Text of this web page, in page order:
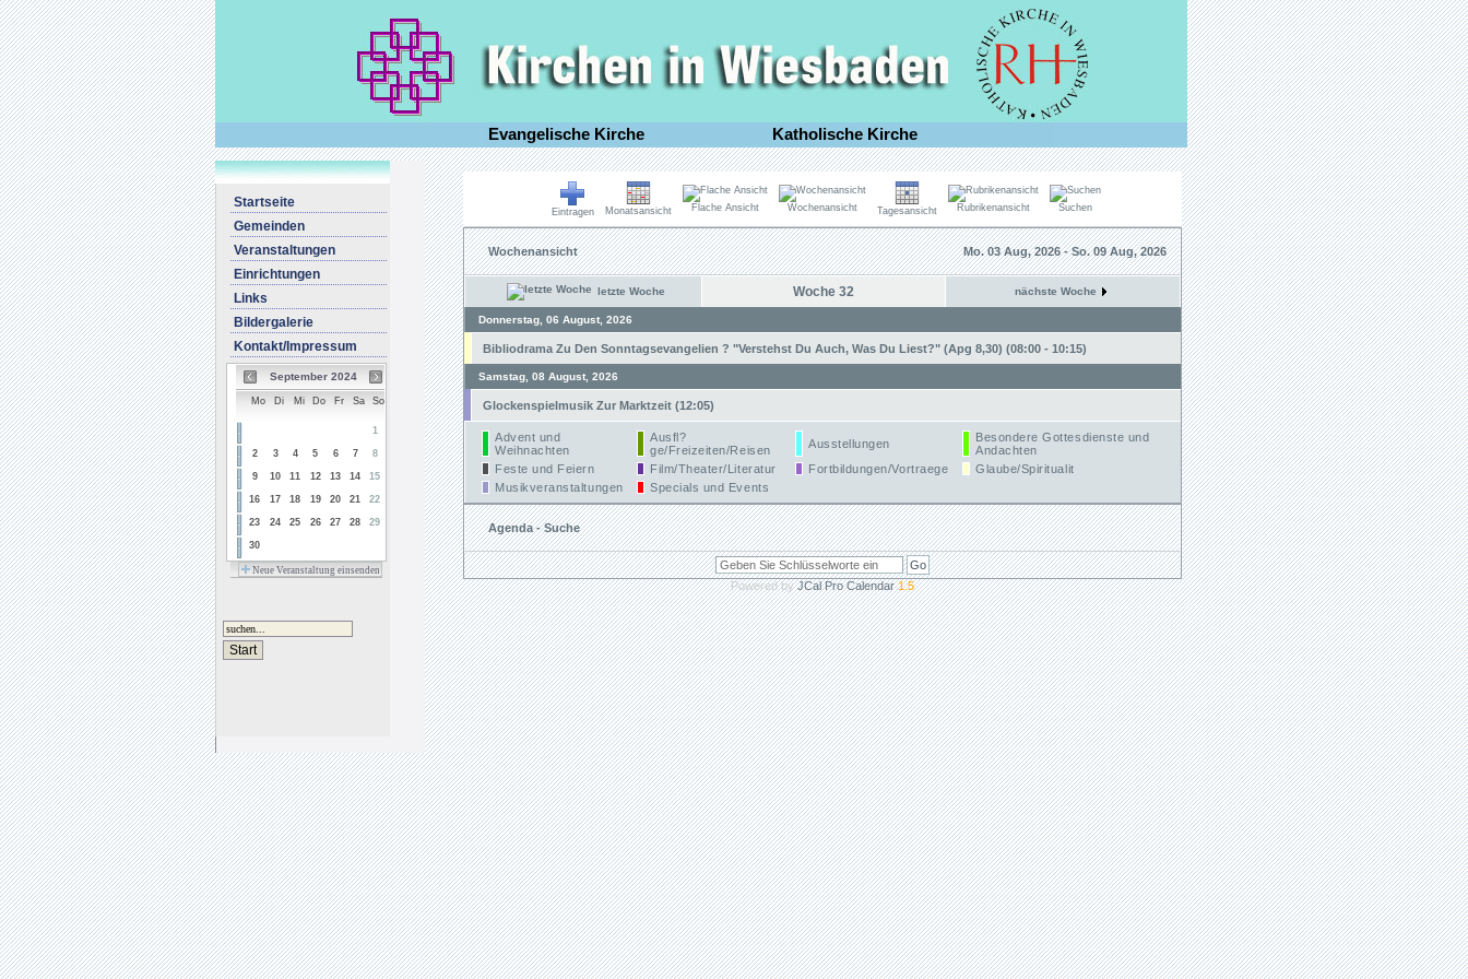
Evangelische Kirche Katholische Kirche
Startseite
Gemeinden
Veranstaltungen
Einrichtungen
Links
Bildergalerie
Kontakt/Impressum
September 2024
Mo Di Mi Do Fr Sa So
1
2 3 4 5 6 7 8
9 10 11 12 13 14 15
16 17 18 19 20 21 22
23 24 25 26 27 28 29
30
Neue Veranstaltung einsenden
Eintragen Monatsansicht Flache Ansicht Wochenansicht Tagesansicht Rubrikenansicht Suchen
Wochenansicht Mo. 03 Aug, 2026 - So. 09 Aug, 2026
letzte Woche Woche 32 nächste Woche
Donnerstag, 06 August, 2026
Bibliodrama Zu Den Sonntagsevangelien ? "Verstehst Du Auch, Was Du Liest?" (Apg 8,30) (08:00 - 10:15)
Samstag, 08 August, 2026
Glockenspielmusik Zur Marktzeit (12:05)
Advent und
Weihnachten
Ausfl?
ge/Freizeiten/Reisen
Ausstellungen
Besondere Gottesdienste und
Andachten
Feste und Feiern
Film/Theater/Literatur Fortbildungen/Vortraege
Glaube/Spiritualit
Musikveranstaltungen
Specials und Events
Agenda - Suche
Powered byJCal Pro Calendar1.5